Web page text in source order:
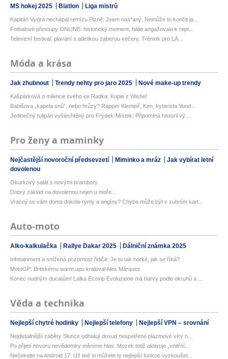
MS hokej 2025 Biatlon Liga mistrů
Kapitán Vydra nechápal remízu Plzně: Jsem nas*aný. Nemůže to končit ja...
Fotbalové přestupy ONLINE: historický moment, Itálie angažovala k repr...
Televizní festival: plavání s atletikou zaberou večery. Trénink pro LA...
Móda a krása
Jak zhubnout Trendy nehty pro jaro 2025 Nové make-up trendy
Kašpárková o milence svého ex Radka: Kopie z Wishe!
Babišova „kapela snů“, nebo hrůzy? Rapper Klempíř, Ken, kytarista Vond...
Jedinečný tulipán vyšlechtěný pro Frýdek-Místek: Připomíná historii vý...
Pro ženy a maminky
Nejčastější novoroční předsevzetí Miminko a mráz
Jak vybírat letní
dovolenou
Okurkový salát s novými brambory
Dobrý základ na dovolenou nejen u moře...
Vracejí se vám doma dokola rýmy a angíny? Chyba může být v zubním kart...
Auto-moto
Alko-kalkulačka Rallye Dakar 2025 Dálniční známka 2025
Infotainment a snížená pozornost řidiče: Je to tak horké, jak se říká?
MotoGP: Britskému warm upu kraloval Alex Márquez
Konec nudným ducatům! Laika Ecovip Evoluzione má barvy podle okruhů a ...
Věda a technika
Nejlepší chytré hodinky Nejlepší telefony Nejlepší VPN – srovnání
Nejdetailnější záběry Slunce odhalují dosud nespatřené plazmové víry n...
Po přijetí hovoru nevědomky měníme hlas. Mozek totiž aktivuje „vnitřní...
Nečekejte na Android 17. Už teď si můžete ty nejlepší funkce vyzkoušet...